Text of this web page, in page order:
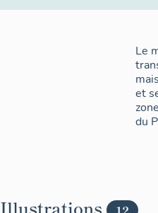
Le
et
du
Illustrations